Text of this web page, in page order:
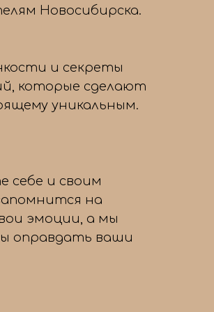
Новосибирска.
и секреты
которые сделают
уникальным.
себе и своим
на
эмоции, а мы
оправдать ваши